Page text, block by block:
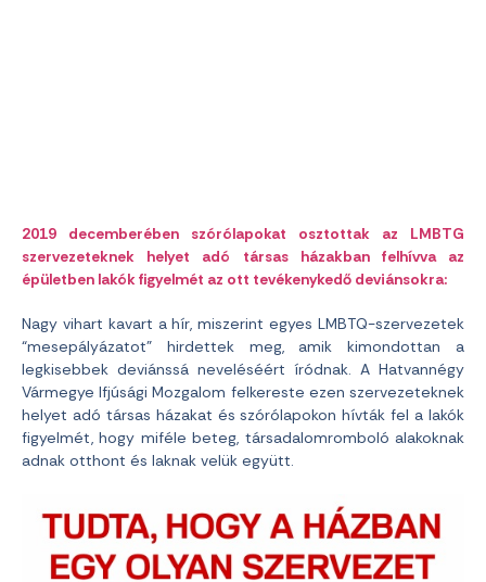
2019 decemberében szórólapokat osztottak az LMBTG
szervezeteknek helyet adó társas házakban felhívva az
épületben lakók figyelmét az ott tevékenykedő deviánsokra:
Nagy vihart kavart a hír, miszerint egyes LMBTQ-szervezetek
“mesepályázatot” hirdettek meg, amik kimondottan a
legkisebbek deviánssá neveléséért íródnak. A Hatvannégy
Vármegye Ifjúsági Mozgalom felkereste ezen szervezeteknek
helyet adó társas házakat és szórólapokon hívták fel a lakók
figyelmét, hogy miféle beteg, társadalomromboló alakoknak
adnak otthont és laknak velük együtt.